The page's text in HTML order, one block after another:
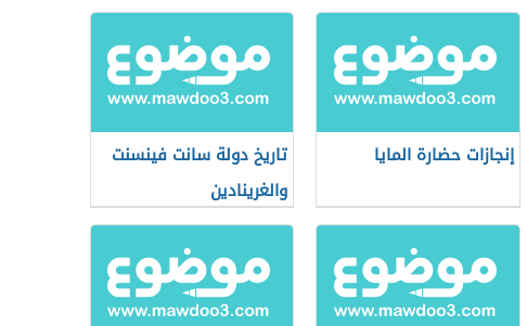
إنجازات حضارة المايا
تاريخ دولة سانت فينسنت
والغرينادين